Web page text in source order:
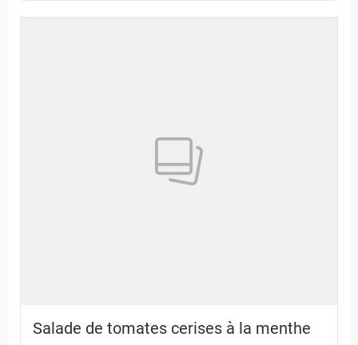
Salade de tomates cerises à la menthe